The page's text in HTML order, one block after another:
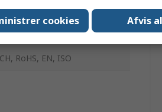
til tastatur
af tastaturer
RoHS, EN, ISO
cookies Afvis